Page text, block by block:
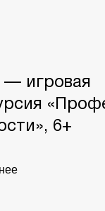
— игровая
6+